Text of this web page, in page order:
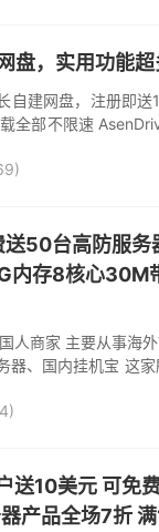
盘，实用功能超
自建网盘，注册即
全部不限速
50台高防服务
内存8核心30M
人商家 主要从事海
、国内挂机宝 这
送10美元 可免
产品全场7折